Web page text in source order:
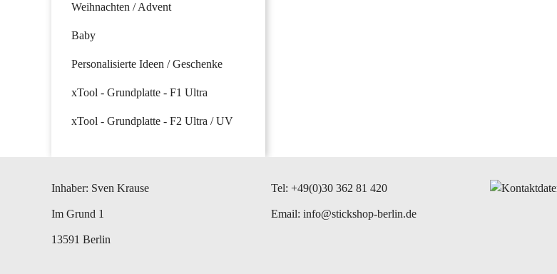
Weihnachten / Advent
Baby
Personalisierte Ideen / Geschenke
xTool - Grundplatte - F1 Ultra
xTool - Grundplatte - F2 Ultra / UV
Inhaber: Sven Krause
Im Grund 1
13591 Berlin
Tel: +49(0)30 362 81 420
Email: info@stickshop-berlin.de